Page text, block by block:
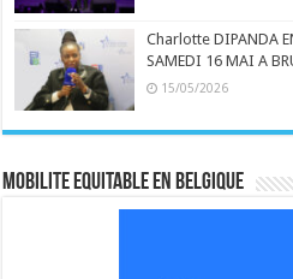
Charlotte DIPANDA
SAMEDI 16 MAI A
15/05/2026
MOBILITE EQUITABLE EN BELGIQUE